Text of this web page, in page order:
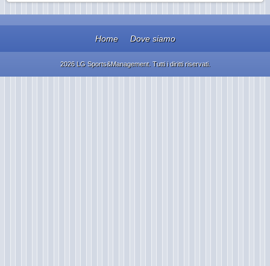
Home Dove siamo
2026 LG Sports&Management. Tutti i diritti riservati.